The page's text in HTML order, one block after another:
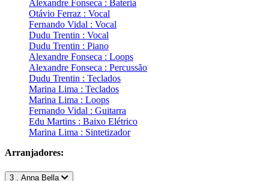
Alexandre Fonseca : Bateria
Otávio Ferraz : Vocal
Fernando Vidal : Vocal
Dudu Trentin : Vocal
Dudu Trentin : Piano
Alexandre Fonseca : Loops
Alexandre Fonseca : Percussão
Dudu Trentin : Teclados
Marina Lima : Teclados
Marina Lima : Loops
Fernando Vidal : Guitarra
Edu Martins : Baixo Elétrico
Marina Lima : Sintetizador
Arranjadores:
3 . Anna Bella